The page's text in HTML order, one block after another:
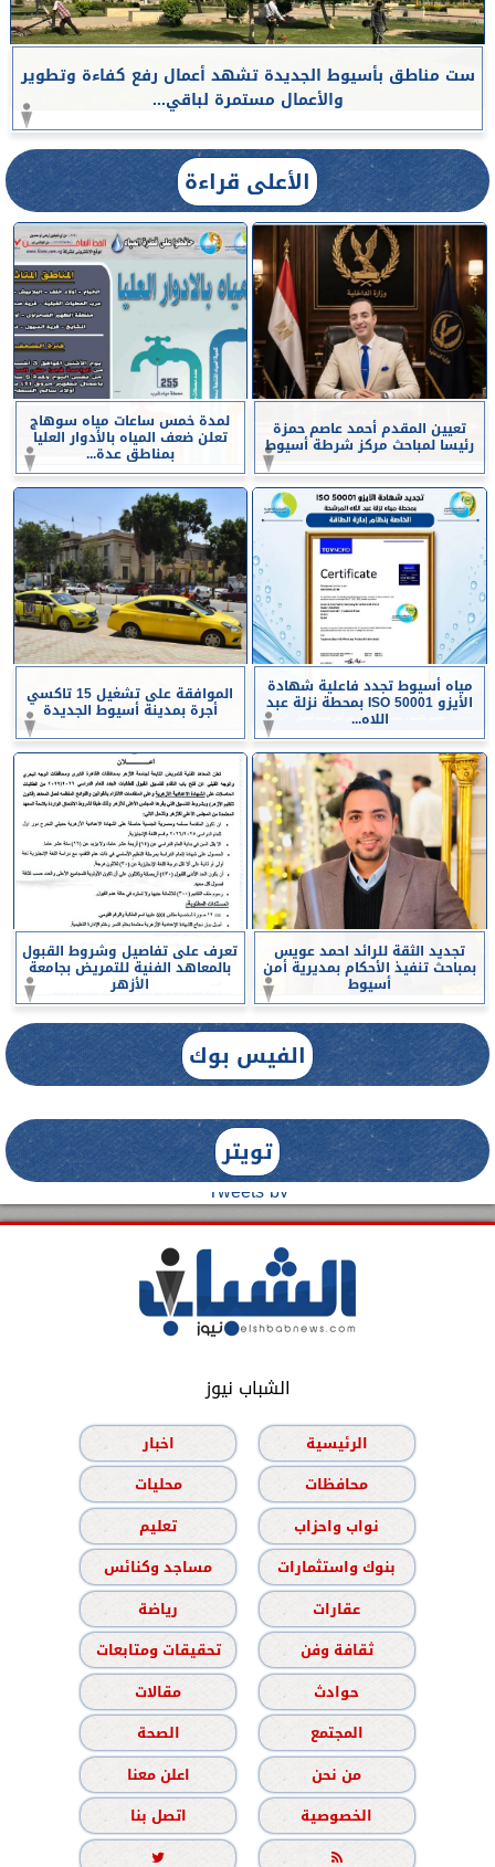
ست مناطق بأسيوط الجديدة تشهد أعمال رفع كفاءة وتطوير
والأعمال مستمرة لباقي...
الأعلى قراءة
تعيين المقدم أحمد عاصم حمزة
رئيسا لمباحث مركز شرطة أسيوط
لمدة خمس ساعات مياه سوهاج
تعلن ضعف المياه بالأدوار العليا
بمناطق عدة...
مياه أسيوط تجدد فاعلية شهادة
الأيزو ISO 50001 بمحطة نزلة عبد
اللاه...
الموافقة على تشغيل 15 تاكسي
أجرة بمدينة أسيوط الجديدة
تجديد الثقة للرائد احمد عويس
بمباحث تنفيذ الأحكام بمديرية أمن
أسيوط
تعرف على تفاصيل وشروط القبول
بالمعاهد الفنية للتمريض بجامعة
الأزهر
الفيس بوك
تويتر
Tweets by
الشباب نيوز
الرئيسية
اخبار
محافظات
محليات
نواب واحزاب
تعليم
بنوك واستثمارات
مساجد وكنائس
عقارات
رياضة
ثقافة وفن
تحقيقات ومتابعات
حوادث
مقالات
المجتمع
الصحة
من نحن
اعلن معنا
الخصوصية
اتصل بنا

